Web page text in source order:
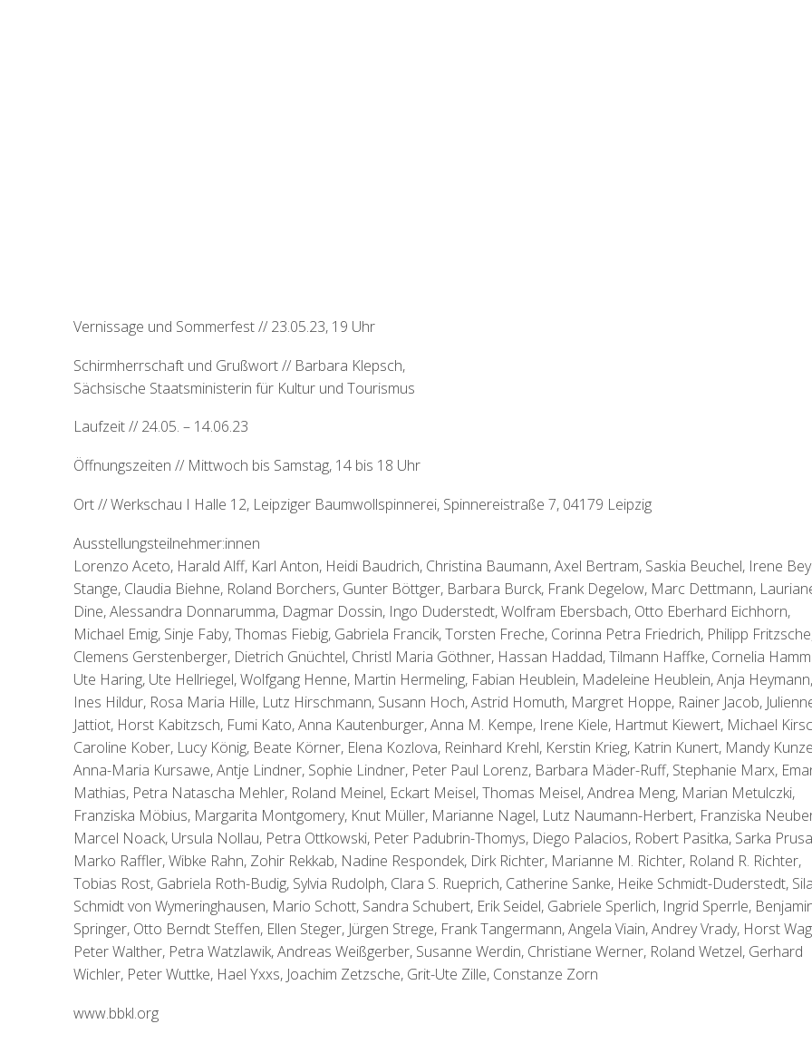
Vernissage und Sommerfest // 23.05.23, 19 Uhr
Schirmherrschaft und Grußwort // Barbara Klepsch,
Sächsische Staatsministerin für Kultur und Tourismus
Laufzeit // 24.05. – 14.06.23
Öffnungszeiten // Mittwoch bis Samstag, 14 bis 18 Uhr
Ort // Werkschau I Halle 12, Leipziger Baumwollspinnerei, Spinnereistraße 7, 04179 Leipzig
Ausstellungsteilnehmer:innen
Lorenzo Aceto, Harald Alff, Karl Anton, Heidi Baudrich, Christina Baumann, Axel Bertram, Saskia Beuchel, Irene
Stange, Claudia Biehne, Roland Borchers, Gunter Böttger, Barbara Burck, Frank Degelow, Marc Dettmann,
Dine, Alessandra Donnarumma, Dagmar Dossin, Ingo Duderstedt, Wolfram Ebersbach, Otto Eberhard Eichhorn,
Michael Emig, Sinje Faby, Thomas Fiebig, Gabriela Francik, Torsten Freche, Corinna Petra Friedrich, Philipp
Clemens Gerstenberger, Dietrich Gnüchtel, Christl Maria Göthner, Hassan Haddad, Tilmann Haffke, Cornelia
Ute Haring, Ute Hellriegel, Wolfgang Henne, Martin Hermeling, Fabian Heublein, Madeleine Heublein, Anja Heymann,
Ines Hildur, Rosa Maria Hille, Lutz Hirschmann, Susann Hoch, Astrid Homuth, Margret Hoppe, Rainer Jacob,
Jattiot, Horst Kabitzsch, Fumi Kato, Anna Kautenburger, Anna M. Kempe, Irene Kiele, Hartmut Kiewert, Michael
Caroline Kober, Lucy König, Beate Körner, Elena Kozlova, Reinhard Krehl, Kerstin Krieg, Katrin Kunert, Mandy
Anna-Maria Kursawe, Antje Lindner, Sophie Lindner, Peter Paul Lorenz, Barbara Mäder-Ruff, Stephanie Marx,
Mathias, Petra Natascha Mehler, Roland Meinel, Eckart Meisel, Thomas Meisel, Andrea Meng, Marian Metulczki,
Franziska Möbius, Margarita Montgomery, Knut Müller, Marianne Nagel, Lutz Naumann-Herbert, Franziska
Marcel Noack, Ursula Nollau, Petra Ottkowski, Peter Padubrin-Thomys, Diego Palacios, Robert Pasitka, Sarka
Marko Raffler, Wibke Rahn, Zohir Rekkab, Nadine Respondek, Dirk Richter, Marianne M. Richter, Roland R. Richter,
Tobias Rost, Gabriela Roth-Budig, Sylvia Rudolph, Clara S. Rueprich, Catherine Sanke, Heike Schmidt-Duderstedt,
Schmidt von Wymeringhausen, Mario Schott, Sandra Schubert, Erik Seidel, Gabriele Sperlich, Ingrid Sperrle,
Springer, Otto Berndt Steffen, Ellen Steger, Jürgen Strege, Frank Tangermann, Angela Viain, Andrey Vrady, Horst
Peter Walther, Petra Watzlawik, Andreas Weißgerber, Susanne Werdin, Christiane Werner, Roland Wetzel, Gerhard
Wichler, Peter Wuttke, Hael Yxxs, Joachim Zetzsche, Grit-Ute Zille, Constanze Zorn
www.bbkl.org